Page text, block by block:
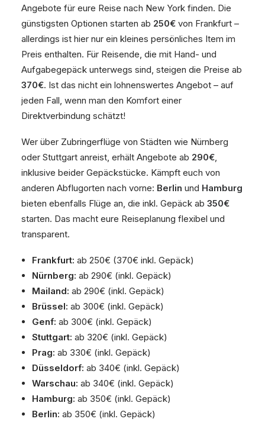
Angebote für eure Reise nach New York finden. Die
günstigsten Optionen starten ab 250€ von Frankfurt –
allerdings ist hier nur ein kleines persönliches Item im
Preis enthalten. Für Reisende, die mit Hand- und
Aufgabegepäck unterwegs sind, steigen die Preise ab
370€. Ist das nicht ein lohnenswertes Angebot – auf
jeden Fall, wenn man den Komfort einer
Direktverbindung schätzt!
Wer über Zubringerflüge von Städten wie Nürnberg
oder Stuttgart anreist, erhält Angebote ab 290€,
inklusive beider Gepäckstücke. Kämpft euch von
anderen Abflugorten nach vorne: Berlin und Hamburg
bieten ebenfalls Flüge an, die inkl. Gepäck ab 350€
starten. Das macht eure Reiseplanung flexibel und
transparent.
Frankfurt: ab 250€ (370€ inkl. Gepäck)
Nürnberg: ab 290€ (inkl. Gepäck)
Mailand: ab 290€ (inkl. Gepäck)
Brüssel: ab 300€ (inkl. Gepäck)
Genf: ab 300€ (inkl. Gepäck)
Stuttgart: ab 320€ (inkl. Gepäck)
Prag: ab 330€ (inkl. Gepäck)
Düsseldorf: ab 340€ (inkl. Gepäck)
Warschau: ab 340€ (inkl. Gepäck)
Hamburg: ab 350€ (inkl. Gepäck)
Berlin: ab 350€ (inkl. Gepäck)